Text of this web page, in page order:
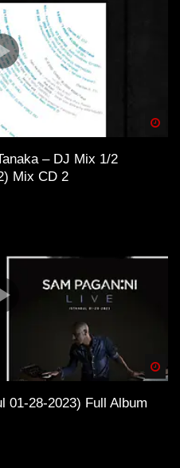
– DJ Mix 1/2
Mix CD 2
01-28-2023) Full Album